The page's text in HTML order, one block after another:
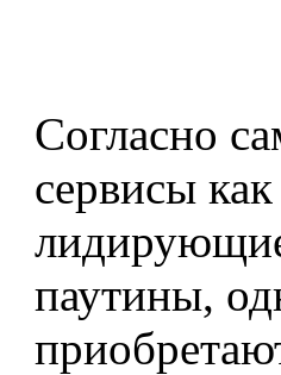
Согласно
сервисы
паутины,